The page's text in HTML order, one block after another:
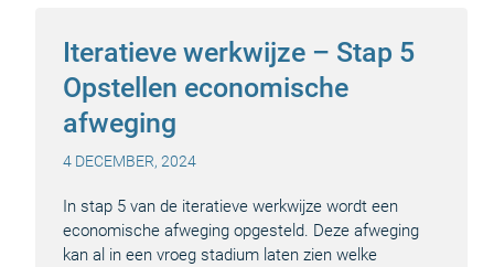
Iteratieve werkwijze – Stap 5
Opstellen economische
afweging
4 DECEMBER, 2024
In stap 5 van de iteratieve werkwijze wordt een
economische afweging opgesteld. Deze afweging
kan al in een vroeg stadium laten zien welke